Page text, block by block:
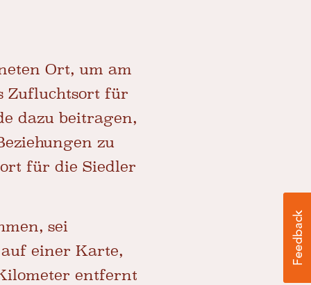
Ort, um am
Zufluchtsort für
dazu beitragen,
zu
für die Siedler
sei
einer Karte,
entfernt